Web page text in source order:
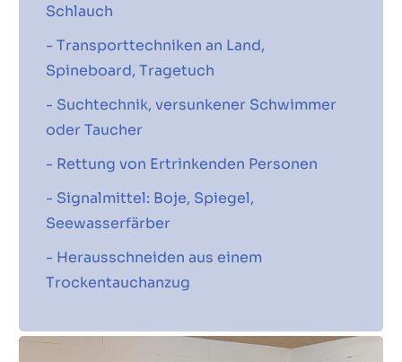
Schlauch
- Transporttechniken an Land,
Spineboard, Tragetuch
- Suchtechnik, versunkener Schwimmer
oder Taucher
- Rettung von Ertrinkenden Personen
- Signalmittel: Boje, Spiegel,
Seewasserfärber
- Herausschneiden aus einem
Trockentauchanzug